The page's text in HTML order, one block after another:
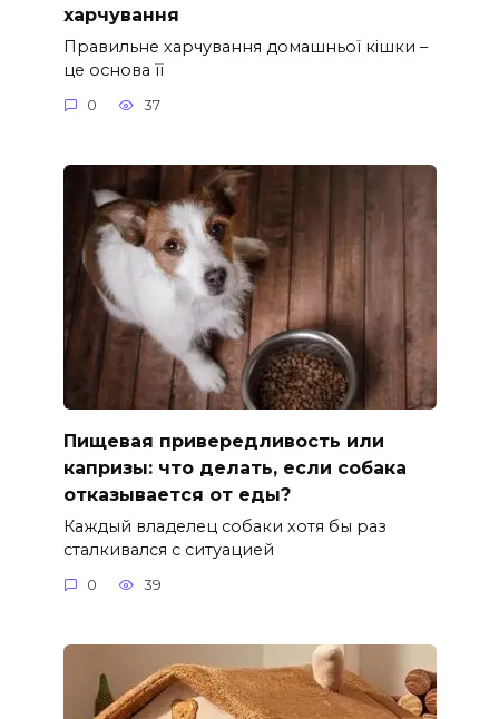
харчування
Правильне харчування домашньої кішки –
це основа її
0 37
Пищевая привередливость или
капризы: что делать, если собака
отказывается от еды?
Каждый владелец собаки хотя бы раз
сталкивался с ситуацией
0 39